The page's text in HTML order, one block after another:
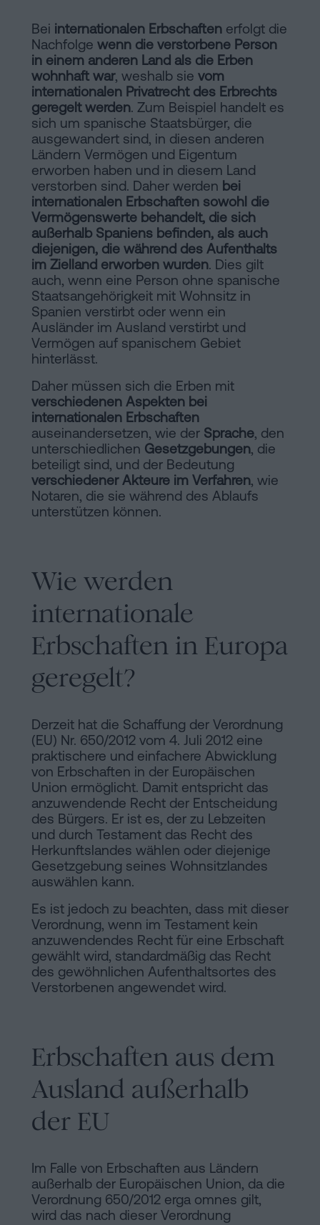
Folgen
Sie
uns
den
sozialen
Netzwerken
Bei internationalen Erbschaften erfolgt die
Nachfolge wenn die verstorbene Person
in einem anderen Land als die Erben
wohnhaft war, weshalb sie vom
internationalen Privatrecht des Erbrechts
geregelt werden. Zum Beispiel handelt es
sich um spanische Staatsbürger, die
ausgewandert sind, in diesen anderen
Ländern Vermögen und Eigentum
erworben haben und in diesem Land
verstorben sind. Daher werden bei
internationalen Erbschaften sowohl die
Vermögenswerte behandelt, die sich
außerhalb Spaniens befinden, als auch
diejenigen, die während des Aufenthalts
im Zielland erworben wurden. Dies gilt
auch, wenn eine Person ohne spanische
Staatsangehörigkeit mit Wohnsitz in
Spanien verstirbt oder wenn ein
Ausländer im Ausland verstirbt und
Vermögen auf spanischem Gebiet
hinterlässt.
Daher müssen sich die Erben mit
verschiedenen Aspekten bei
internationalen Erbschaften
auseinandersetzen, wie der Sprache, den
unterschiedlichen Gesetzgebungen, die
beteiligt sind, und der Bedeutung
verschiedener Akteure im Verfahren, wie
Notaren, die sie während des Ablaufs
unterstützen können.
Wie werden
internationale
Erbschaften in Europa
geregelt?
Derzeit hat die Schaffung der Verordnung
(EU) Nr. 650/2012 vom 4. Juli 2012 eine
praktischere und einfachere Abwicklung
von Erbschaften in der Europäischen
Union ermöglicht. Damit entspricht das
anzuwendende Recht der Entscheidung
des Bürgers. Er ist es, der zu Lebzeiten
und durch Testament das Recht des
Herkunftslandes wählen oder diejenige
Gesetzgebung seines Wohnsitzlandes
auswählen kann.
Es ist jedoch zu beachten, dass mit dieser
Verordnung, wenn im Testament kein
anzuwendendes Recht für eine Erbschaft
gewählt wird, standardmäßig das Recht
des gewöhnlichen Aufenthaltsortes des
Verstorbenen angewendet wird.
Erbschaften aus dem
Ausland außerhalb
der EU
Im Falle von Erbschaften aus Ländern
außerhalb der Europäischen Union, da die
Verordnung 650/2012 erga omnes gilt,
wird das nach dieser Verordnung